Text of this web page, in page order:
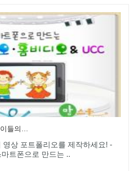
[맘스쿨]스마트폰으로 아이들의 영상 포트폴리오를 제작하세요!
영상 포트폴리오를 제작하세요! -
트폰으로 만드는 ..